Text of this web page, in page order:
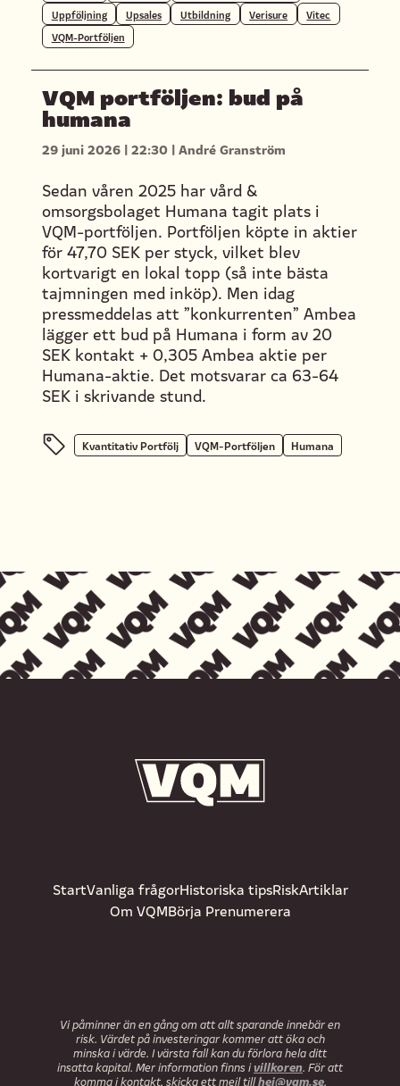
Uppföljning
Upsales Utbildning Verisure
Vitec
VQM-Portföljen
VQM portföljen: bud på
humana
29 juni 2026 |22:30 |André Granström
Sedan våren 2025 har vård &
omsorgsbolaget Humana tagit plats i
VQM-portföljen. Portföljen köpte in aktier
för 47,70 SEK per styck, vilket blev
kortvarigt en lokal topp (så inte bästa
tajmningen med inköp). Men idag
pressmeddelas att ”konkurrenten” Ambea
lägger ett bud på Humana i form av 20
SEK kontakt + 0,305 Ambea aktie per
Humana-aktie. Det motsvarar ca 63-64
SEK i skrivande stund.
Kvantitativ Portfölj VQM-Portföljen Humana
StartVanliga frågorHistoriska tipsRiskArtiklar
Om VQMBörja Prenumerera
Vi påminner än en gång om att allt sparande innebär en
risk. Värdet på investeringar kommer att öka och
minska i värde. I värsta fall kan du förlora hela ditt
insatta kapital. Mer information finns ivillkoren. För att
komma i kontakt, skicka ett mejl tillhej@vqm.se.